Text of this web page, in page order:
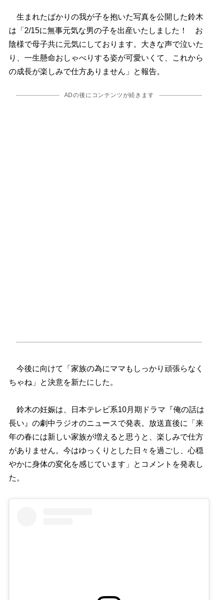
生まれたばかりの我が子を抱いた写真を公開した鈴木
は「2/15に無事元気な男の子を出産いたしました！ お
陰様で母子共に元気にしております。大きな声で泣いた
り、一生懸命おしゃべりする姿が可愛いくて、これから
の成長が楽しみで仕方ありません」と報告。
ADの後にコンテンツが続きます
今後に向けて「家族の為にママもしっかり頑張らなく
ちゃね」と決意を新たにした。
鈴木の妊娠は、日本テレビ系10月期ドラマ『俺の話は
長い』の劇中ラジオのニュースで発表。放送直後に「来
年の春には新しい家族が増えると思うと、楽しみで仕方
がありません。今はゆっくりとした日々を過ごし、心穏
かに身体の変化を感じています」とコメントを発表し
た。